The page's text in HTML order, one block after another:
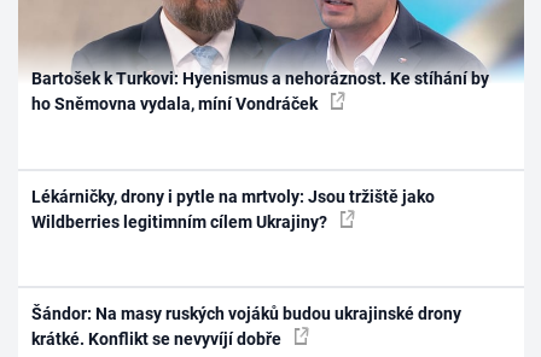
Bartošek k Turkovi: Hyenismus a nehoráznost. Ke stíhání by
ho Sněmovna vydala, míní Vondráček
Lékárničky, drony i pytle na mrtvoly: Jsou tržiště jako
Wildberries legitimním cílem Ukrajiny?
Šándor: Na masy ruských vojáků budou ukrajinské drony
krátké. Konflikt se nevyvíjí dobře